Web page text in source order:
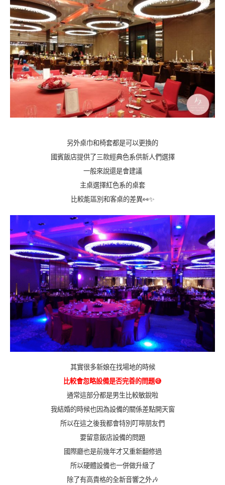
另外桌巾和椅套都是可以更換的
國賓飯店提供了三款經典色系供新人們選擇
一般來說還是會建議
主桌選擇紅色系的桌套
比較能區別和客桌的差異👀✨
其實很多新娘在找場地的時候
比較會忽略設備是否完善的問題😅
通常這部分都是男生比較敏銳啦
我結婚的時候也因為設備的關係差點開天窗
所以在這之後我都會特別叮嚀朋友們
要留意飯店設備的問題
國際廳也是前幾年才又重新翻修過
所以硬體設備也一併做升級了
除了有高貴格的全新音響之外🎶